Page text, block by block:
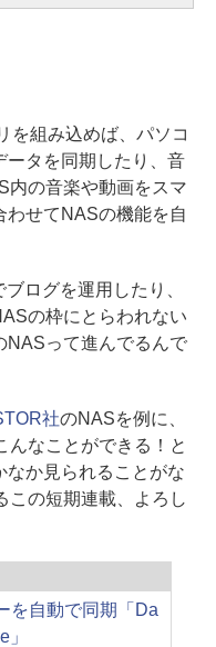
組み込めば、パソコ
ータを同期したり、音
内の音楽や動画をスマ
わせてNASの機能を自
ログを運用したり、
の枠にとらわれない
NASって進んでるんで
社のNASを例に、
んなことができる！と
なか見られることがな
この短期連載、よろし
を自動で同期「Da